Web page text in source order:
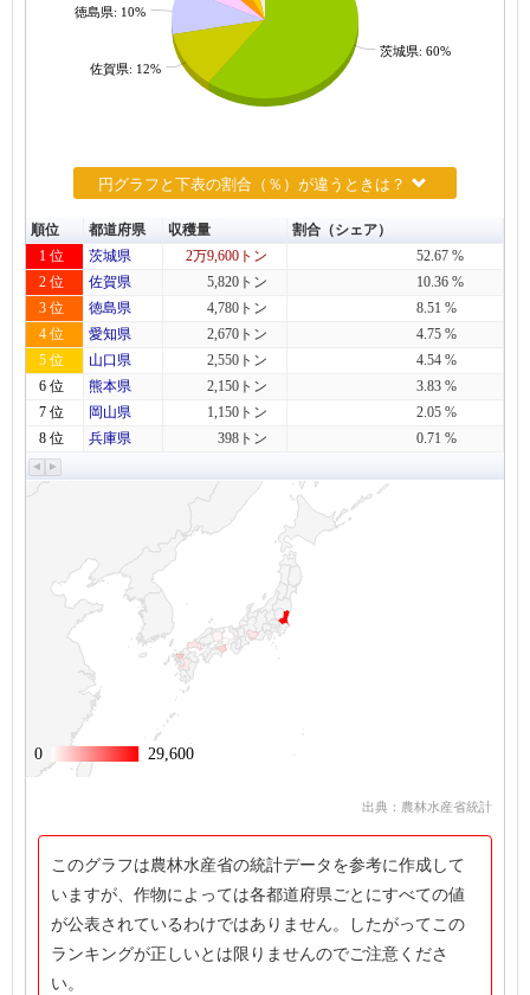
茨城県: 60%
佐賀県: 12%
徳島県: 10%
円グラフと下表の割合（％）が違うときは？
順位 都道府県 収穫量
割合（シェア）
1 位
茨城県 2万9,600トン
52.67 %
2 位
佐賀県 5,820トン
10.36 %
3 位
徳島県 4,780トン
8.51 %
4 位
愛知県 2,670トン
4.75 %
5 位
山口県 2,550トン
4.54 %
6 位
熊本県 2,150トン
3.83 %
7 位
岡山県 1,150トン
2.05 %
8 位
兵庫県 398トン 0.71 %
0
0 29,600
29,600
出典：農林水産省統計
このグラフは農林水産省の統計データを参考に作成して
いますが、作物によっては各都道府県ごとにすべての値
が公表されているわけではありません。したがってこの
ランキングが正しいとは限りませんのでご注意くださ
い。